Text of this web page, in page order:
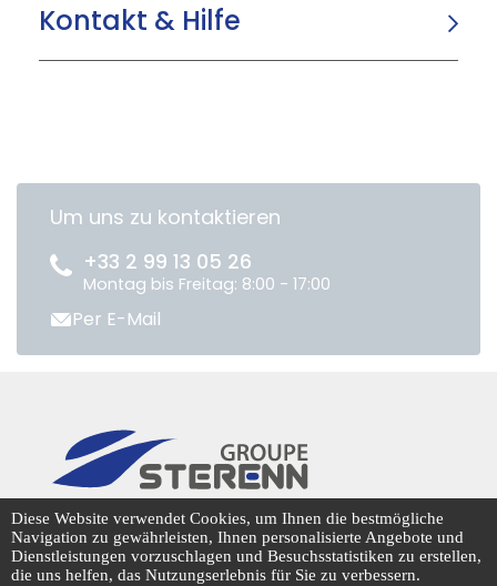
Kontakt & Hilfe
Um uns zu kontaktieren
+33 2 99 13 05 26
Montag bis Freitag: 8:00 - 17:00
Per E-Mail
CENTRADIS © 2026
Diese Website verwendet Cookies, um Ihnen die bestmögliche
Navigation zu gewährleisten, Ihnen personalisierte Angebote und
Dienstleistungen vorzuschlagen und Besuchsstatistiken zu erstellen,
die uns helfen, das Nutzungserlebnis für Sie zu verbessern.